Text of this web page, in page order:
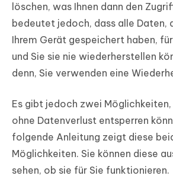
löschen, was Ihnen dann den
bedeutet jedoch, dass alle Daten,
Ihrem Gerät gespeichert haben,
und Sie sie nie wiederherstellen
denn, Sie verwenden eine
Es gibt jedoch zwei
ohne Datenverlust entsperren
folgende Anleitung zeigt diese
Möglichkeiten. Sie können diese
sehen, ob sie für Sie funktionieren.